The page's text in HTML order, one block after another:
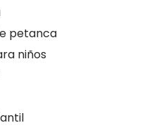
petanca
niños